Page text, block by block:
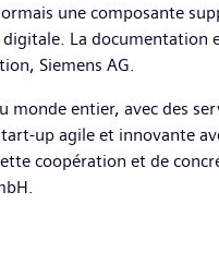
une composante
La documentation
Siemens AG.
monde entier, avec des
up agile et innovante
coopération et de